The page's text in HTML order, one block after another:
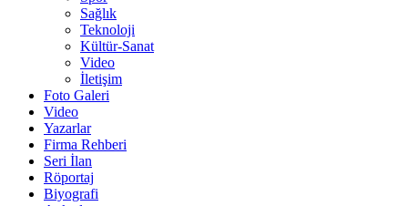
Sağlık
Teknoloji
Kültür-Sanat
Video
İletişim
Foto Galeri
Video
Yazarlar
Firma Rehberi
Seri İlan
Röportaj
Biyografi